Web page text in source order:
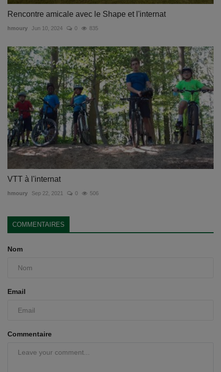
Rencontre amicale avec le Shape et l'internat
hmoury Jun 10, 2024 0 835
VTT à l'internat
hmoury Sep 22, 2021 0 506
COMMENTAIRES
Nom
Email
Commentaire